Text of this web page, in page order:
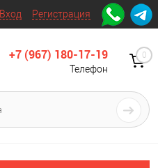
Вход Регистрация
+7 (967) 180-17-19
Телефон
0